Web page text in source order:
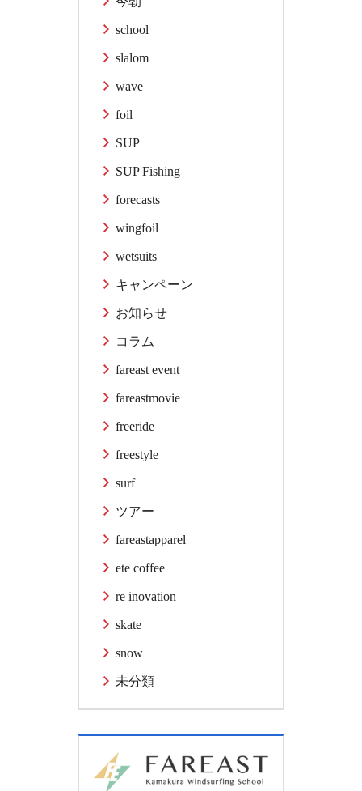
school
slalom
wave
foil
SUP
SUP Fishing
forecasts
wingfoil
wetsuits
キャンペーン
お知らせ
コラム
fareast event
fareastmovie
freeride
freestyle
surf
ツアー
fareastapparel
ete coffee
re inovation
skate
snow
未分類